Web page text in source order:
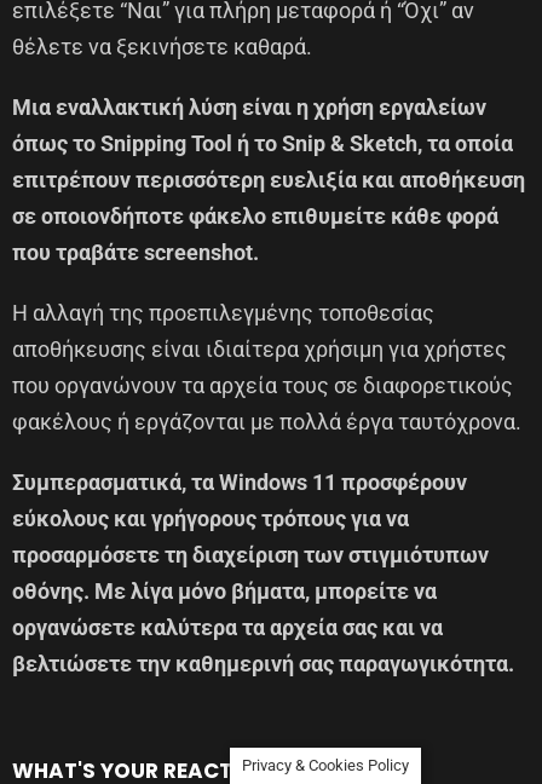
επιλέξετε “Ναι” για πλήρη μεταφορά ή “Όχι” αν
θέλετε να ξεκινήσετε καθαρά.
Μια εναλλακτική λύση είναι η χρήση εργαλείων
όπως το Snipping Tool ή το Snip & Sketch, τα οποία
επιτρέπουν περισσότερη ευελιξία και αποθήκευση
σε οποιονδήποτε φάκελο επιθυμείτε κάθε φορά
που τραβάτε screenshot.
Η αλλαγή της προεπιλεγμένης τοποθεσίας
αποθήκευσης είναι ιδιαίτερα χρήσιμη για χρήστες
που οργανώνουν τα αρχεία τους σε διαφορετικούς
φακέλους ή εργάζονται με πολλά έργα ταυτόχρονα.
Συμπερασματικά, τα Windows 11 προσφέρουν
εύκολους και γρήγορους τρόπους για να
προσαρμόσετε τη διαχείριση των στιγμιότυπων
οθόνης. Με λίγα μόνο βήματα, μπορείτε να
οργανώσετε καλύτερα τα αρχεία σας και να
βελτιώσετε την καθημερινή σας παραγωγικότητα.
WHAT'S YOUR REACTION?Privacy & Cookies Policy